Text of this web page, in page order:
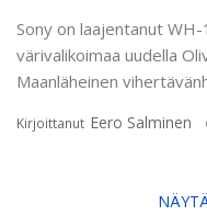
Sony on laajentanut
värivalikoimaa uudella
Maanläheinen
Kirjoittanut Eero Salminen